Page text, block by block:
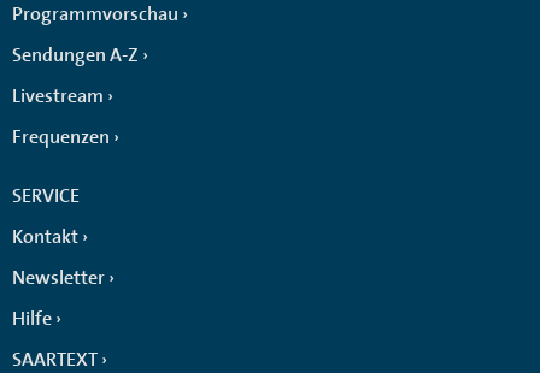
Programmvorschau
Sendungen A-Z
Livestream
Frequenzen
SERVICE
Kontakt
Newsletter
Hilfe
SAARTEXT